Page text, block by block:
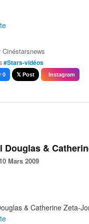
Cinéstarsnews
#Stars-vidéos
0 𝕏 Post Instagram
Douglas &
Mars 2009
& Catherine Zeta-